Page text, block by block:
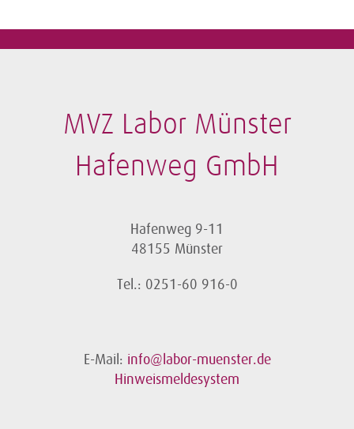
MVZ Labor Münster
Hafenweg GmbH
Hafenweg 9-11
48155 Münster
Tel.: 0251-60 916-0
E-Mail: info@labor-muenster.de
Hinweismeldesystem